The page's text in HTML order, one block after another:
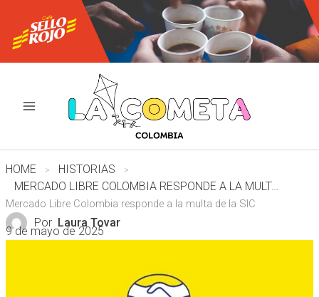
contenido
HOME
HISTORIAS
MERCADO LIBRE COLOMBIA RESPONDE A LA MULTA DE LA SIC
Mercado Libre Colombia responde a la multa de la SIC
Por Laura Tovar
9 de mayo de 2025